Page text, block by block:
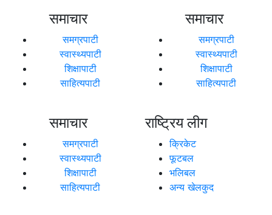
समाचार
समग्रपाटी
स्वास्थ्यपाटी
शिक्षापाटी
साहित्यपाटी
समाचार
समग्रपाटी
स्वास्थ्यपाटी
शिक्षापाटी
साहित्यपाटी
समाचार
समग्रपाटी
स्वास्थ्यपाटी
शिक्षापाटी
साहित्यपाटी
राष्ट्रिय लीग
क्रिकेट
फूटबल
भलिबल
अन्य खेलकुद